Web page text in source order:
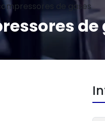
de gases
de